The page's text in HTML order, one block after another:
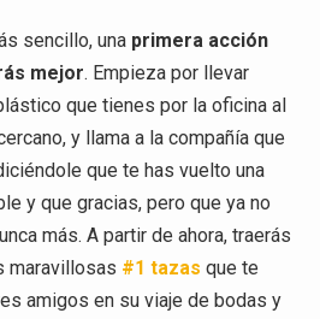
sencillo, una primera acción
mejor. Empieza por llevar
que tienes por la oficina al
y llama a la compañía que
que te has vuelto una
y que gracias, pero que ya no
más. A partir de ahora, traerás
maravillosas #1 tazas que te
amigos en su viaje de bodas y